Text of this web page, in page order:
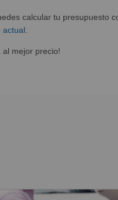
calcular tu presupuesto
actual
mejor precio!